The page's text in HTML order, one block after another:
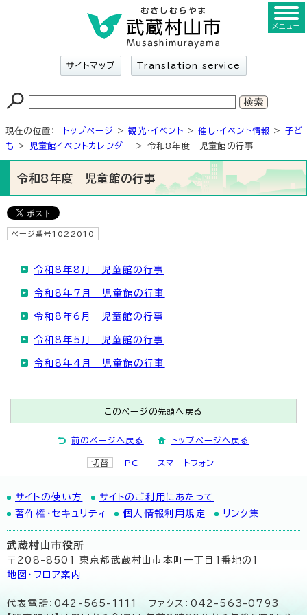
サイトマップ Translation service
メニュー
現在の位置： トップページ >観光・イベント >催し・イベント情報 > 子ど
も
> 児童館イベントカレンダー > 令和8年度 児童館の行事
令和8年度 児童館の行事
ページ番号1022010
令和8年8月 児童館の行事
令和8年7月 児童館の行事
令和8年6月 児童館の行事
令和8年5月 児童館の行事
令和8年4月 児童館の行事
このページの先頭へ戻る
前のページへ戻る トップページへ戻る
切替 PC スマートフォン
サイトの使い方
サイトのご利用にあたって
著作権・セキュリティ
個人情報利用規定 リンク集
武蔵村山市役所
〒208-8501 東京都武蔵村山市本町一丁目1番地の1
地図･フロア案内
代表電話：042-565-1111 ファクス：042-563-0793